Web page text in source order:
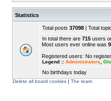
Statistics
Total posts 37098 | Total
In total there are 715 users
Most users ever online was
Registered users: No
Legend :: Administrators
No birthdays today
Delete all board cookies | The team